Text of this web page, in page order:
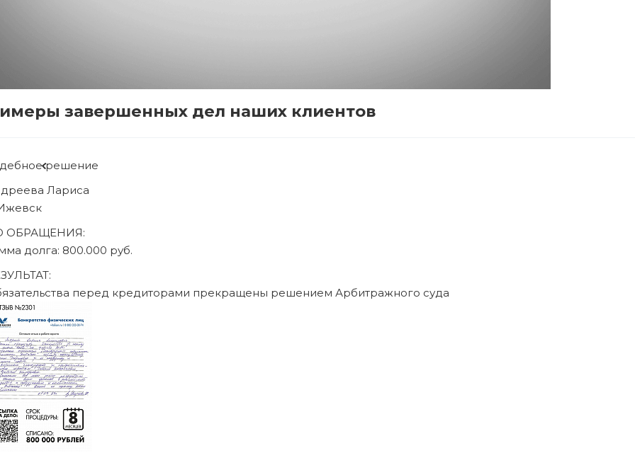
завершенных дел наших клиентов
решение
Людмила
Ижевск
ОБРАЩЕНИЯ:
долга: 470.000 руб.
перед кредиторами прекращены решением Арбитражного суда